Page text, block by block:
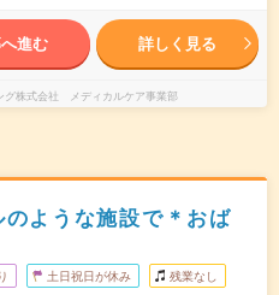
進む 詳しく見る
グ株式会社 メディカルケア事業部
のような施設で＊おば
土日祝日が休み 残業なし